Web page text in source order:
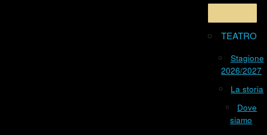
TEATRO
Stagione
2026/2027
La storia
Dove
siamo